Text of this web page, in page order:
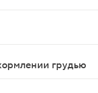
грудью